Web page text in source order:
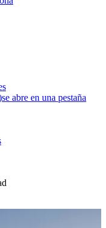
se abre en una pestaña